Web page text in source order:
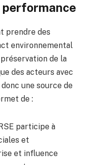
performance
prendre des
environnemental
préservation de la
des acteurs avec
une source de
de :
participe à
et
et influence